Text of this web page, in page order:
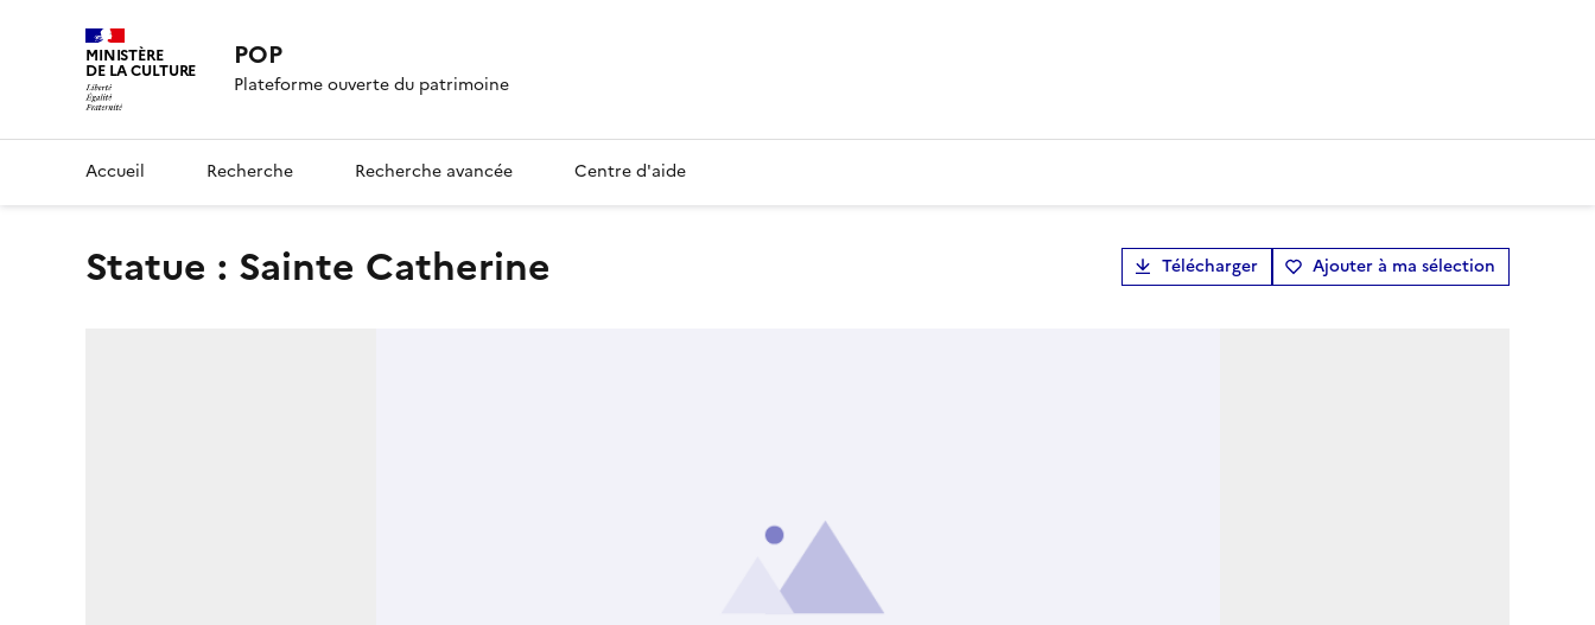
MINISTÈRE
DE LA CULTURE POP
Plateforme ouverte du patrimoine
Accueil Recherche Recherche avancée Centre d'aide
statue : Sainte Catherine Télécharger Ajouter à ma sélection